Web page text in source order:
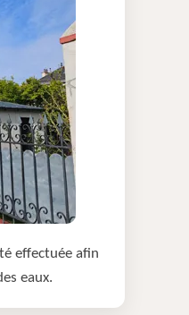
effectuée afin
eaux.